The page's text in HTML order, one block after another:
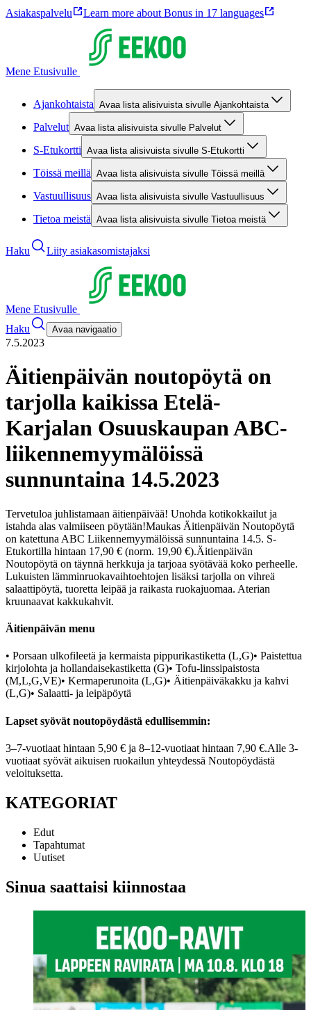
Asiakaspalvelu Learn more about Bonus in 17 languages
Mene Etusivulle
Ajankohtaista Avaa lista alisivuista sivulle Ajankohtaista
Palvelut Avaa lista alisivuista sivulle Palvelut
S-Etukortti Avaa lista alisivuista sivulle S-Etukortti
Töissä meillä Avaa lista alisivuista sivulle Töissä meillä
Vastuullisuus Avaa lista alisivuista sivulle Vastuullisuus
Tietoa meistä Avaa lista alisivuista sivulle Tietoa meistä
Haku Liity asiakasomistajaksi
Mene Etusivulle
Haku
Avaa navigaatio
7.5.2023
Äitienpäivän noutopöytä on
tarjolla kaikissa Etelä-
Karjalan Osuuskaupan ABC-
liikennemyymälöissä
sunnuntaina 14.5.2023
Tervetuloa juhlistamaan äitienpäivää! Unohda kotikokkailut ja
istahda alas valmiiseen pöytään!Maukas Äitienpäivän Noutopöytä
on katettuna ABC Liikennemyymälöissä sunnuntaina 14.5. S-
Etukortilla hintaan 17,90 € (norm. 19,90 €).Äitienpäivän
Noutopöytä on täynnä herkkuja ja tarjoaa syötävää koko perheelle.
Lukuisten lämminruokavaihtoehtojen lisäksi tarjolla on vihreä
salaattipöytä, tuoretta leipää ja raikasta ruokajuomaa. Aterian
kruunaavat kakkukahvit.
Äitienpäivän menu
• Porsaan ulkofileetä ja kermaista pippurikastiketta (L,G)• Paistettua
kirjolohta ja hollandaisekastiketta (G)• Tofu-linssipaistosta
(M,L,G,VE)• Kermaperunoita (L,G)• Äitienpäiväkakku ja kahvi
(L,G)• Salaatti- ja leipäpöytä
Lapset syövät noutopöydästä edullisemmin:
3–7-vuotiaat hintaan 5,90 € ja 8–12-vuotiaat hintaan 7,90 €.Alle 3-
vuotiaat syövät aikuisen ruokailun yhteydessä Noutopöydästä
veloituksetta.
KATEGORIAT
Edut
Tapahtumat
Uutiset
Sinua saattaisi kiinnostaa